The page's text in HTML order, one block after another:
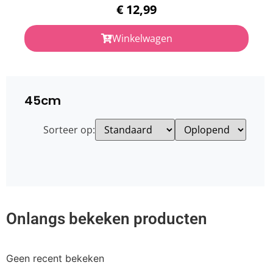
€ 12,99
Winkelwagen
45cm
Sorteer op:
Onlangs bekeken producten
Geen recent bekeken